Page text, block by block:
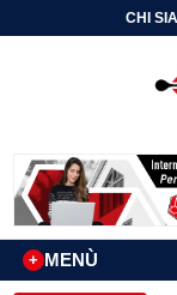
CHI
MENÙ
+